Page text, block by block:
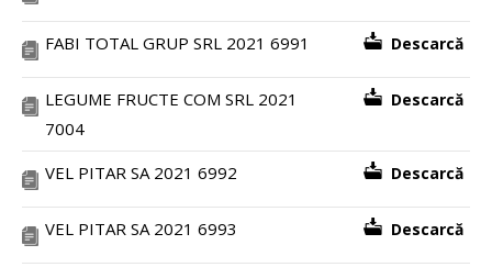
FABI TOTAL GRUP SRL 2021 6991 Descarcă
LEGUME FRUCTE COM SRL 2021
7004
Descarcă
VEL PITAR SA 2021 6992 Descarcă
VEL PITAR SA 2021 6993 Descarcă